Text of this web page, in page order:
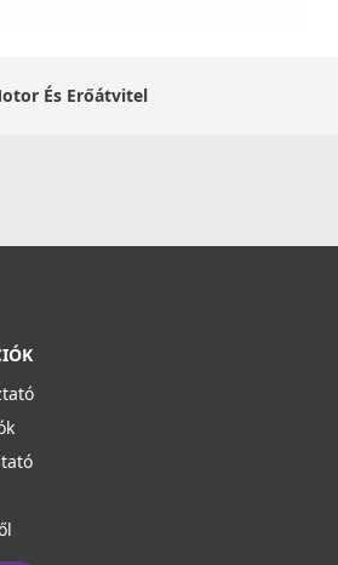
És Erőátvitel